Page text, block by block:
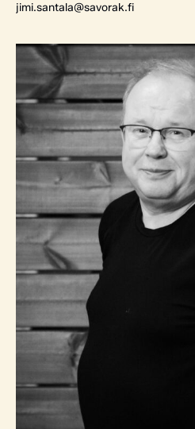
jimi.santala@savorak.fi